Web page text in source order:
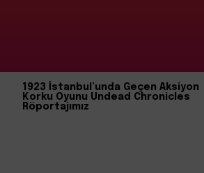
1923 İstanbul’unda Geçen Aksiyon
Korku Oyunu Undead Chronicles
Röportajımız